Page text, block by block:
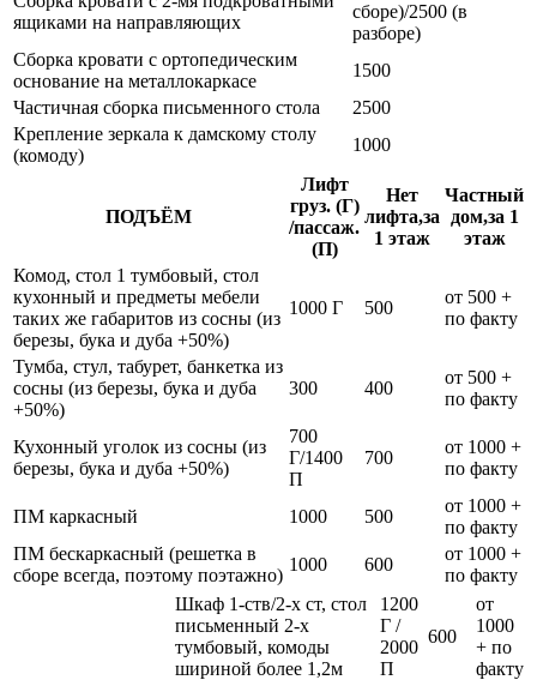
ящиками на направляющих
сборе)/2500 (в
разборе)
Сборка кровати с ортопедическим
основание на металлокаркасе
1500
Частичная сборка письменного стола
2500
Крепление зеркала к дамскому столу
(комоду)
1000
ПОДЪЁМ
Лифт
груз. (Г)
/пассаж.
(П)
Нет
лифта,за
1 этаж
Частный
дом,за 1
этаж
Комод, стол 1 тумбовый, стол
кухонный и предметы мебели
таких же габаритов из сосны (из
березы, бука и дуба +50%)
1000 Г 500
от 500 +
по факту
Тумба, стул, табурет, банкетка из
сосны (из березы, бука и дуба
+50%)
300 400
от 500 +
по факту
Кухонный уголок из сосны (из
березы, бука и дуба +50%)
700
Г/1400
П
700
от 1000 +
по факту
ПМ каркасный 1000 500
от 1000 +
по факту
ПМ бескаркасный (решетка в
сборе всегда, поэтому поэтажно)
1000 600
от 1000 +
по факту
Шкаф 1-ств/2-х ст, стол
письменный 2-х
тумбовый, комоды
шириной более 1,2м
1200
Г /
2000
П
600
от
1000
+ по
факту